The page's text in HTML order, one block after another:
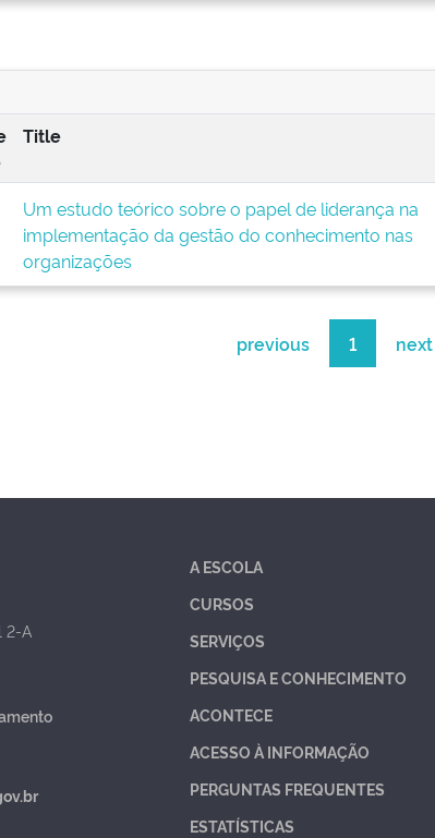
Title
Um estudo teórico sobre o papel de liderança na
implementação da gestão do conhecimento nas
organizações
previous 1 next
2-A
A ESCOLA
CURSOS
SERVIÇOS
PESQUISA E CONHECIMENTO
ACONTECE
ACESSO À INFORMAÇÃO
PERGUNTAS FREQUENTES
ESTATÍSTICAS